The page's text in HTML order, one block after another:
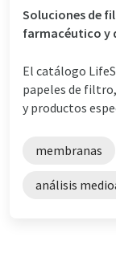
Soluciones de
farmacéutico y
El catálogo
papeles de
y productos
membranas
análisis